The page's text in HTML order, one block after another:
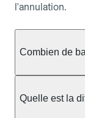
l'annulation.
Combien de
taxi berline
Quelle est la